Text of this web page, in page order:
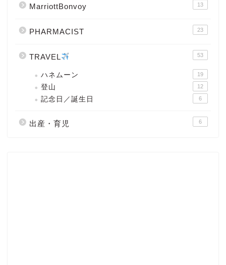
MarriottBonvoy 13
PHARMACIST 23
TRAVEL 53
ハネムーン 19
登山 12
記念日／誕生日 6
出産・育児 6